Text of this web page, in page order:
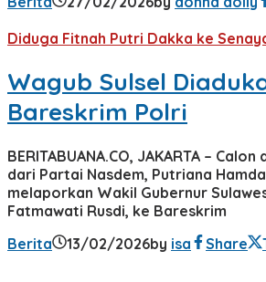
Diduga Fitnah Putri Dakka ke
Wagub Sulsel
Bareskrim Polri
BERITABUANA.CO, JAKARTA –
dari Partai Nasdem, Putriana
melaporkan Wakil Gubernur
Fatmawati Rusdi, ke Bareskrim
Berita
13/02/2026by isa Share